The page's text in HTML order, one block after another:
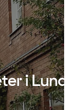
i Lund